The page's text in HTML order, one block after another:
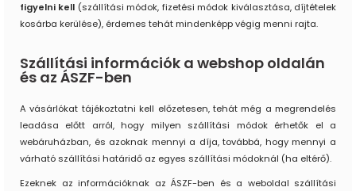
figyelni kell (szállítási módok, fizetési módok kiválasztása, díjtételek
kosárba kerülése), érdemes tehát mindenképp végig menni rajta.
Szállítási információk a webshop oldalán
és az ÁSZF-ben
A vásárlókat tájékoztatni kell előzetesen, tehát még a megrendelés
leadása előtt arról, hogy milyen szállítási módok érhetők el a
webáruházban, és azoknak mennyi a díja, továbbá, hogy mennyi a
várható szállítási határidő az egyes szállítási módoknál (ha eltérő).
Ezeknek az információknak az ÁSZF-ben és a weboldal szállítási